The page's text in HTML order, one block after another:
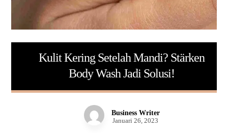
Kulit Kering Setelah Mandi? Stärken
Body Wash Jadi Solusi!
Business Writer
Januari 26, 2023